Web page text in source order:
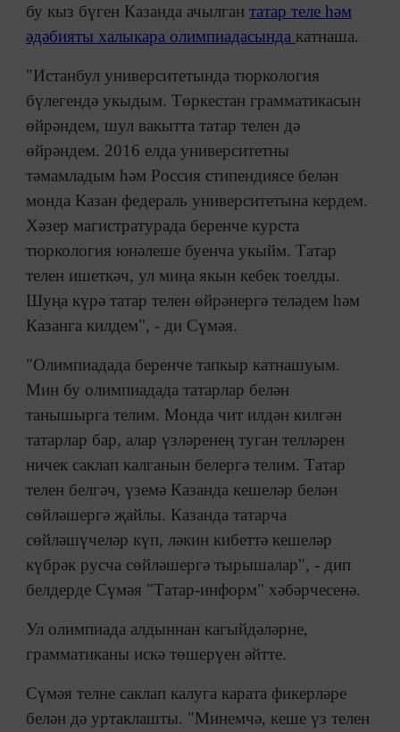
бу кыз бүген Казанда ачылган татар теле һәм
әдәбияты халыкара олимпиадасында катнаша.
"Истанбул университетында тюркология
бүлегендә укыдым. Төркестан грамматикасын
өйрәндем, шул вакытта татар телен дә
өйрәндем. 2016 елда университетны
тәмамладым һәм Россия стипендиясе белән
монда Казан федераль университетына кердем.
Хәзер магистратурада беренче курста
тюркология юнәлеше буенча укыйм. Татар
телен ишеткәч, ул миңа якын кебек тоелды.
Шуңа күрә татар телен өйрәнергә теләдем һәм
Казанга килдем", - ди Сүмәя.
"Олимпиадада беренче тапкыр катнашуым.
Мин бу олимпиадада татарлар белән
танышырга телим. Монда чит илдән килгән
татарлар бар, алар үзләренең туган телләрен
ничек саклап калганын белергә телим. Татар
телен белгәч, үземә Казанда кешеләр белән
сөйләшергә җайлы. Казанда татарча
сөйләшүчеләр күп, ләкин кибеттә кешеләр
күбрәк русча сөйләшергә тырышалар", - дип
белдерде Сүмәя "Татар-информ" хәбәрчесенә.
Ул олимпиада алдыннан кагыйдәләрне,
грамматиканы искә төшерүен әйтте.
Сүмәя телне саклап калуга карата фикерләре
белән дә уртаклашты. "Минемчә, кеше үз телен